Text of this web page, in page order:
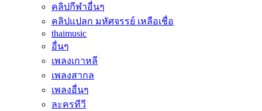
คลิปกีฬาอื่นๆ
คลิปแปลก มหัศจรรย์ เหลือเชื่อ
thaimusic
อื่นๆ
เพลงเกาหลี
เพลงสากล
เพลงอื่นๆ
ละครทีวี